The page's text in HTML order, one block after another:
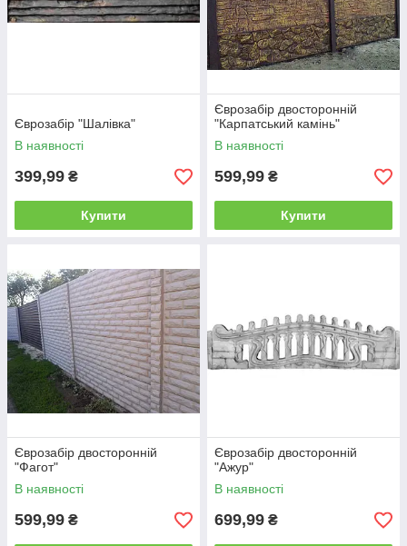
Єврозабір "Шалівка"
В наявності
399,99 ₴
Купити
Єврозабір двосторонній
"Карпатський камінь"
В наявності
599,99 ₴
Купити
Єврозабір двосторонній
"Фагот"
В наявності
599,99 ₴
Єврозабір двосторонній
"Ажур"
В наявності
699,99 ₴